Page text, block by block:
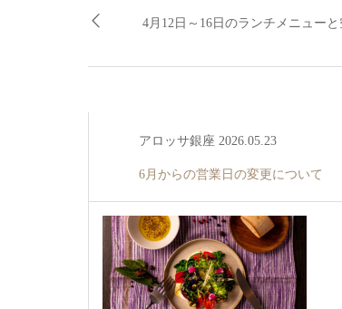
4月12日～16日のランチメニューと
アロッサ銀座 2026.05.23
6月からの営業日の変更について